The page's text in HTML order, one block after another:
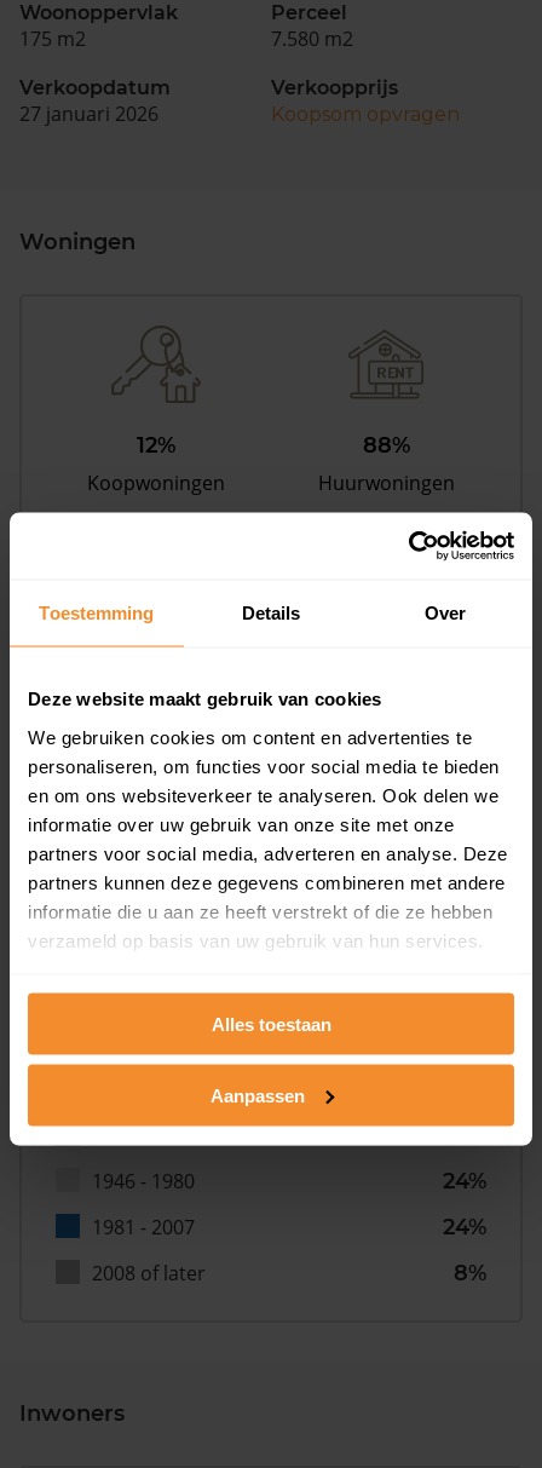
Toestemming Details Over
Deze website maakt gebruik van cookies
We gebruiken cookies om content en advertenties te
personaliseren, om functies voor social media te bieden
en om ons websiteverkeer te analyseren. Ook delen we
informatie over uw gebruik van onze site met onze
partners voor social media, adverteren en analyse. Deze
partners kunnen deze gegevens combineren met andere
informatie die u aan ze heeft verstrekt of die ze hebben
verzameld op basis van uw gebruik van hun services.
Alles toestaan
Aanpassen
Woonoppervlak
175 m2
Perceel
7.580 m2
Verkoopdatum
27 januari 2026
Verkoopprijs
Koopsom opvragen
Woningen
12%
Koopwoningen
88%
Huurwoningen
aandeel van totale woningen
0%
Bouwjaar
T/m 1945
44%
1946 - 1980
24%
1981 - 2007
24%
2008 of later
8%
Inwoners